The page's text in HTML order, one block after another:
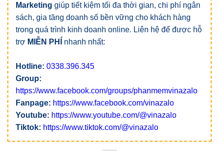
Marketing giúp tiết kiệm tối đa thời gian, chi phí ngân
sách, gia tăng doanh số bền vững cho khách hàng
trong quá trình kinh doanh online. Liên hệ để được hỗ
trợ MIỄN PHÍ nhanh nhất:
Hotline: 0338.396.345
Group:
https://www.facebook.com/groups/phanmemvinazalo
Fanpage: https://www.facebook.com/vinazalo
Youtube: https://www.youtube.com/@vinazalo
Tiktok: https://www.tiktok.com/@vinazalo